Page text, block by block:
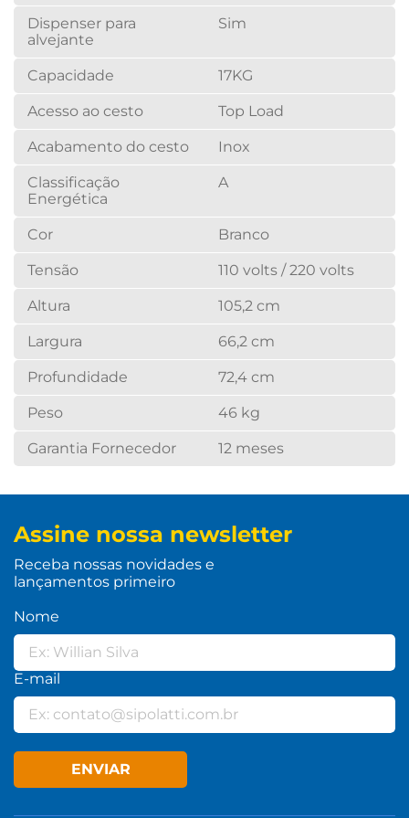
Dispenser para
alvejante
Sim
Capacidade 17KG
Acesso ao cesto Top Load
Acabamento do cesto Inox
Classificação
Energética
A
Cor Branco
Tensão 110 volts / 220 volts
Altura 105,2 cm
Largura 66,2 cm
Profundidade 72,4 cm
Peso 46 kg
Garantia Fornecedor 12 meses
Assine nossa newsletter
Receba nossas novidades e
lançamentos primeiro
Nome
E-mail
ENVIAR